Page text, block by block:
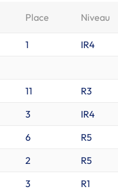
Place Niveau
1 IR4
11 R3
3 IR4
6 R5
2 R5
3 R1